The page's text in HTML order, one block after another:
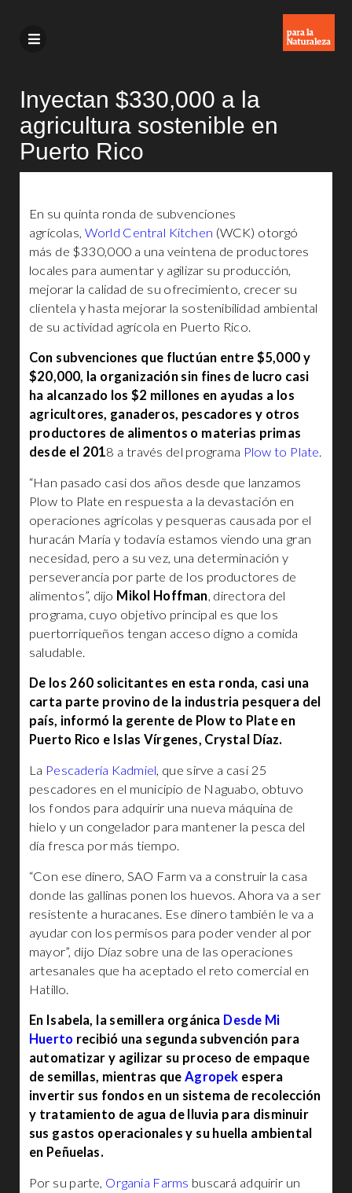
Inyectan $330,000 a la
agricultura sostenible en
Puerto Rico
En su quinta ronda de subvenciones
agrícolas, World Central Kitchen (WCK) otorgó
más de $330,000 a una veintena de productores
locales para aumentar y agilizar su producción,
mejorar la calidad de su ofrecimiento, crecer su
clientela y hasta mejorar la sostenibilidad ambiental
de su actividad agrícola en Puerto Rico.
Con subvenciones que fluctúan entre $5,000 y
$20,000, la organización sin fines de lucro casi
ha alcanzado los $2 millones en ayudas a los
agricultores, ganaderos, pescadores y otros
productores de alimentos o materias primas
desde el 2018 a través del programa Plow to Plate.
“Han pasado casi dos años desde que lanzamos
Plow to Plate en respuesta a la devastación en
operaciones agrícolas y pesqueras causada por el
huracán María y todavía estamos viendo una gran
necesidad, pero a su vez, una determinación y
perseverancia por parte de los productores de
alimentos”, dijo Mikol Hoffman, directora del
programa, cuyo objetivo principal es que los
puertorriqueños tengan acceso digno a comida
saludable.
De los 260 solicitantes en esta ronda, casi una
carta parte provino de la industria pesquera del
país, informó la gerente de Plow to Plate en
Puerto Rico e Islas Vírgenes, Crystal Díaz.
La Pescadería Kadmiel, que sirve a casi 25
pescadores en el municipio de Naguabo, obtuvo
los fondos para adquirir una nueva máquina de
hielo y un congelador para mantener la pesca del
día fresca por más tiempo.
“Con ese dinero, SAO Farm va a construir la casa
donde las gallinas ponen los huevos. Ahora va a ser
resistente a huracanes. Ese dinero también le va a
ayudar con los permisos para poder vender al por
mayor”, dijo Díaz sobre una de las operaciones
artesanales que ha aceptado el reto comercial en
Hatillo.
En Isabela, la semillera orgánica Desde Mi
Huerto recibió una segunda subvención para
automatizar y agilizar su proceso de empaque
de semillas, mientras queAgropek espera
invertir sus fondos en un sistema de recolección
y tratamiento de agua de lluvia para disminuir
sus gastos operacionales y su huella ambiental
en Peñuelas.
Por su parte, Organia Farms buscará adquirir un